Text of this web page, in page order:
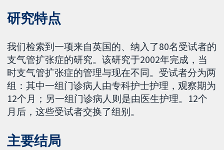
研究特点
我们检索到一项来自英国的、纳入了80名受试者的
支气管扩张症的研究。该研究于2002年完成，当
时支气管扩张症的管理与现在不同。受试者分为两
组：其中一组门诊病人由专科护士护理，观察期为
12个月；另一组门诊病人则是由医生护理。12个
月后，这些受试者交换了组别。
主要结局